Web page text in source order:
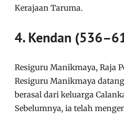
Kerajaan Taruma.
4. Kendan
Resiguru Manikmaya, Raja
Resiguru Manikmaya
berasal dari keluarga
Sebelumnya, ia telah